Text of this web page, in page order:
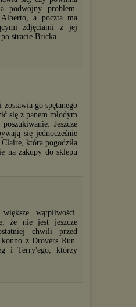
potrzeb, analiza skuteczności działań
że wyświetlana Ci reklama nie
preferencji, a będzie to reklama
również usunąć pliki cookies,
w ustawieniach przeglądarki
temat znajdziesz pod adresem
.
podwójny problem.
Alberto, a poczta ma
zdjęciami z jej
stracie Bricka.
go spętanego
się z panem młodym
Jeszcze
się jednocześnie
która pogodziła
na zakupy do sklepu
wątpliwości.
że nie jest jeszcze
chwili przed
konno z Drovers Run.
i Terry'ego, którzy